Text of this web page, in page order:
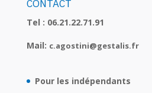
CONTACT
Tel : 06.21.22.71.91
Mail: c.agostini@gestalis.fr
Pour les indépendants